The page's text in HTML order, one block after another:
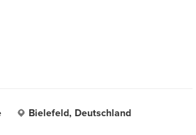
Bielefeld, Deutschland